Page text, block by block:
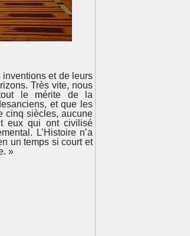
et de leurs
Très vite, nous
le mérite de la
et que les
cinq siècles, aucune
eux qui ont civilisé
L’Histoire n’a
un temps si court et
»